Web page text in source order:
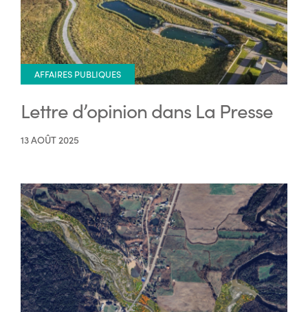
AFFAIRES PUBLIQUES
Lettre d’opinion dans La Presse
13 AOÛT 2025